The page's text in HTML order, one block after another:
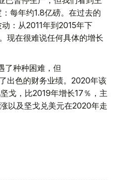
每年约1.8亿磅。在过去的
：从2011年到2015年下
现在很难说任何具体的增长
了种种困难，但
出色的财务业绩。2020年该
戈，比2019年增长17％，主
以及坚戈兑美元在2020年走